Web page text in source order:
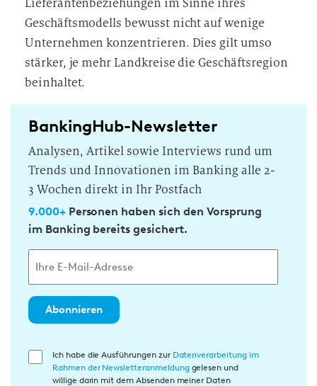
Lieferantenbeziehungen im Sinne ihres
Geschäftsmodells bewusst nicht auf wenige
Unternehmen konzentrieren. Dies gilt umso
stärker, je mehr Landkreise die Geschäftsregion
beinhaltet.
BankingHub-Newsletter
Analysen, Artikel sowie Interviews rund um
Trends und Innovationen im Banking alle 2-
3 Wochen direkt in Ihr Postfach
9.000+Personen haben sich den Vorsprung
im Banking bereits gesichert.
Abonnieren
E
Ich habe die Ausführungen zur Datenverarbeitung im
Rahmen der Newsletteranmeldunggelesen und
willige darin mit dem Absenden meiner Daten